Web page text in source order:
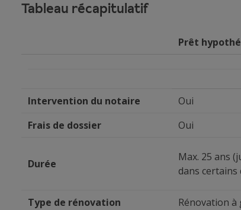
Tableau récapitulatif
Prêt
Intervention du notaire Oui
Frais de dossier
Oui
Durée
Max. 25 ans
dans certains
Type de rénovation
Rénovation à